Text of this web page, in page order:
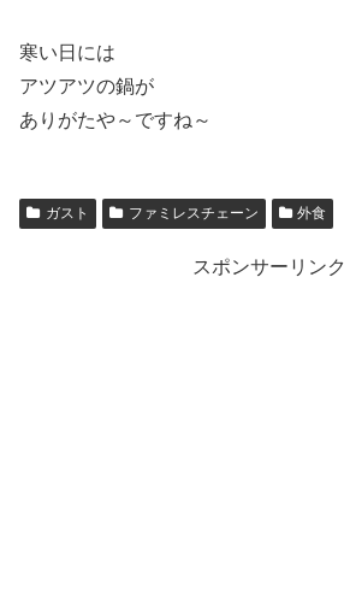
寒い日には
アツアツの鍋が
ありがたや～ですね～
ガスト ファミレスチェーン 外食
スポンサーリンク